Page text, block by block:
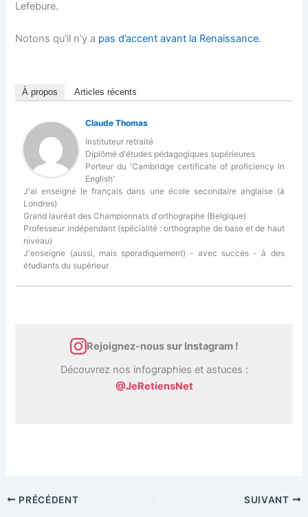
Lefebure.
Notons qu’il n’y a pas d’accent avant la Renaissance.
À propos Articles récents
Claude Thomas
Instituteur retraité
Diplômé d'études pédagogiques supérieures
Porteur du 'Cambridge certificate of proficiency in
English'
J'ai enseigné le français dans une école secondaire anglaise (à
Londres)
Grand lauréat des Championnats d'orthographe (Belgique)
Professeur indépendant (spécialité : orthographe de base et de haut
niveau)
J'enseigne (aussi, mais sporadiquement) - avec succès - à des
étudiants du supérieur
Rejoignez-nous sur Instagram !
Découvrez nos infographies et astuces :
@JeRetiensNet
PRÉCÉDENT SUIVANT